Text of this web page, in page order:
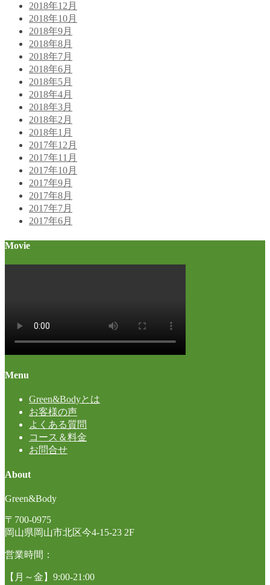
2018年12月
2018年10月
2018年9月
2018年8月
2018年7月
2018年6月
2018年5月
2018年4月
2018年3月
2018年2月
2018年1月
2017年12月
2017年11月
2017年10月
2017年9月
2017年8月
2017年7月
2017年6月
Movie
Menu
Green&Bodyとは
お客様の声
よくある質問
コース＆料金
お問合せ
About
Green&Body
〒700-0975
岡山県岡山市北区今4-15-23 2F
営業時間：
【月～金】9:00-21:00